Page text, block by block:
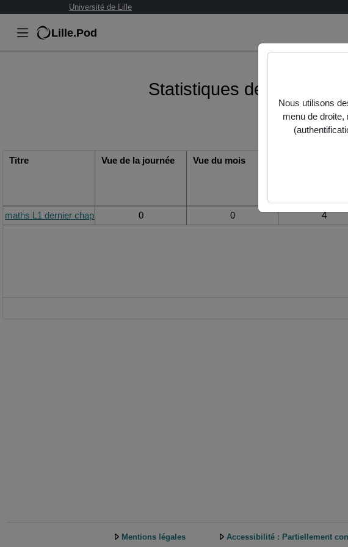
Université de Lille
Lille.Pod
Statistiques de
Modifier la
visualisation
Titre Vue de la journée Vue du mois
maths L1 dernier chap..m4v 0 0 4
Mentions légales Accessibilité : Partiellement
Nous utilisons
menu de